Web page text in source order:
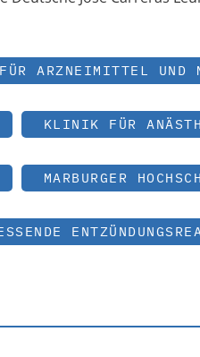
ARZNEIMITTEL UND
KLINIK FÜR
MARBURGER